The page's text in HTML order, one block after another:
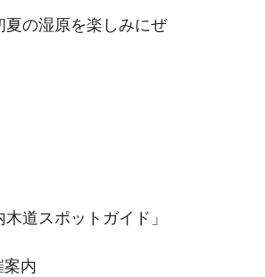
の湿原を楽しみにぜ
道スポットガイド」
案内